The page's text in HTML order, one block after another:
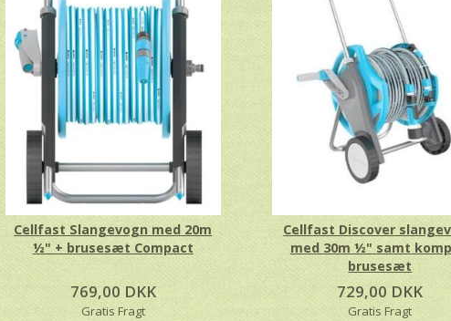
Cellfast Slangevogn med 20m
½" + brusesæt Compact
769,00 DKK
Gratis Fragt
Cellfast Discover
med 30m ½" samt
brusesæt
729,00 DKK
Gratis Fragt